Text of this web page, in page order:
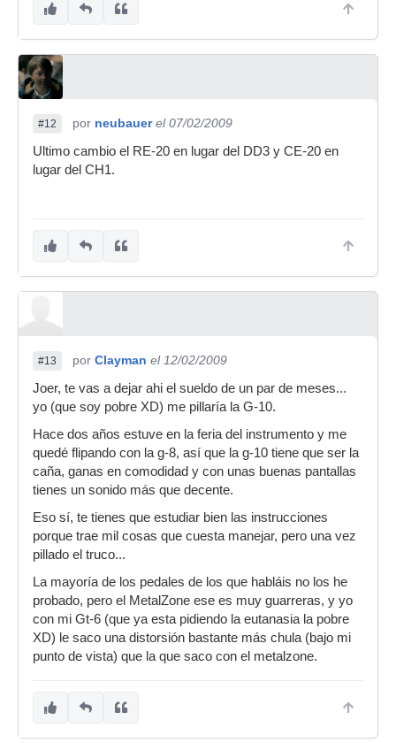
#12 por neubauer el 07/02/2009
Ultimo cambio el RE-20 en lugar del DD3 y CE-20 en
lugar del CH1.
#13 por Clayman el 12/02/2009
Joer, te vas a dejar ahi el sueldo de un par de meses...
yo (que soy pobre XD) me pillaría la G-10.
Hace dos años estuve en la feria del instrumento y me
quedé flipando con la g-8, así que la g-10 tiene que ser la
caña, ganas en comodidad y con unas buenas pantallas
tienes un sonido más que decente.
Eso sí, te tienes que estudiar bien las instrucciones
porque trae mil cosas que cuesta manejar, pero una vez
pillado el truco...
La mayoría de los pedales de los que habláis no los he
probado, pero el MetalZone ese es muy guarreras, y yo
con mi Gt-6 (que ya esta pidiendo la eutanasia la pobre
XD) le saco una distorsión bastante más chula (bajo mi
punto de vista) que la que saco con el metalzone.